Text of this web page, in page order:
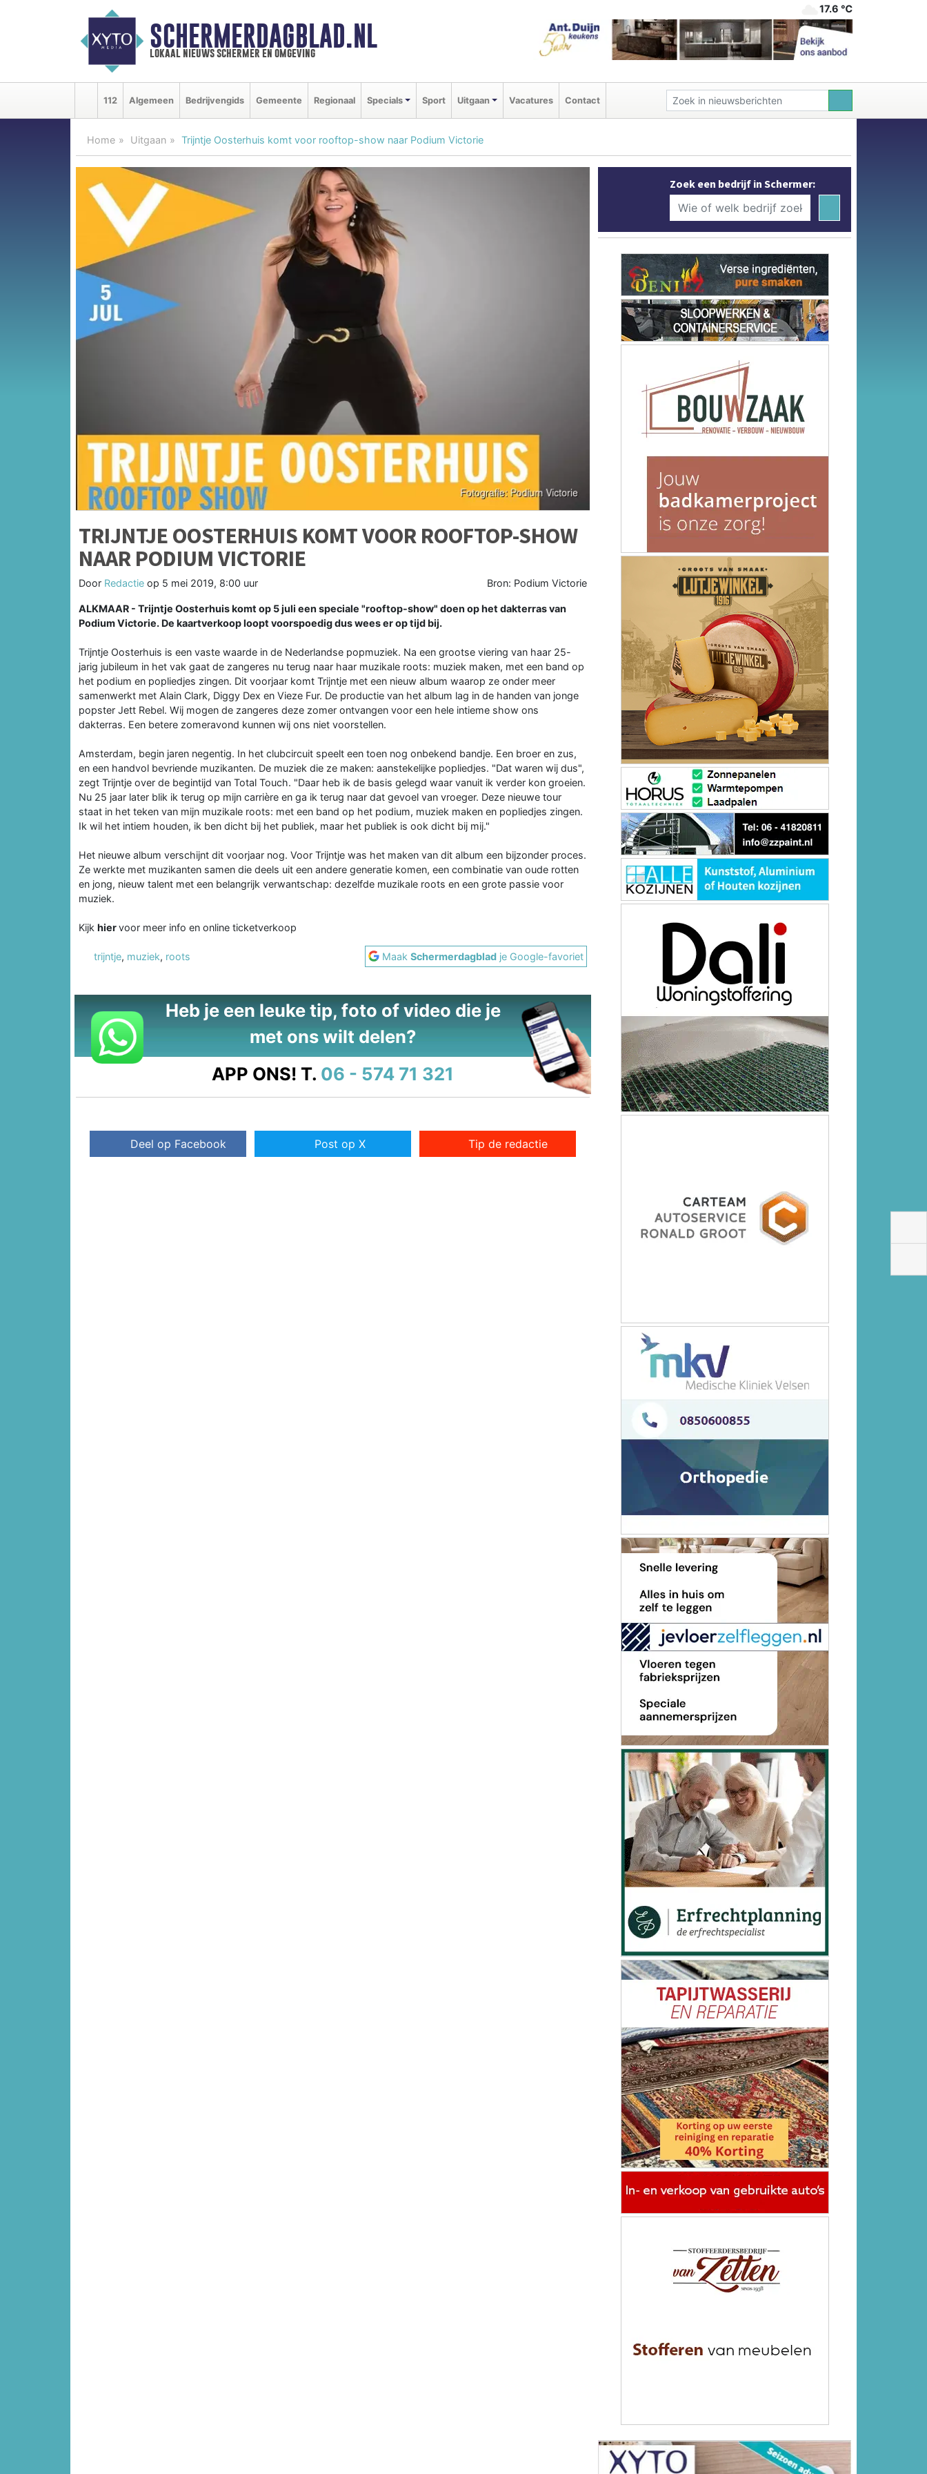
SCHERMERDAGBLAD.NL
lokaal nieuws schermer en omgeving
17.6 ℃
112 Algemeen Bedrijvengids Gemeente Regionaal Specials Sport Uitgaan Vacatures Contact
Home Uitgaan Trijntje Oosterhuis komt voor rooftop-show naar Podium Victorie
TRIJNTJE OOSTERHUIS KOMT VOOR ROOFTOP-SHOW
NAAR PODIUM VICTORIE
Door Redactie op 5 mei 2019, 8:00 uur Bron: Podium Victorie
ALKMAAR - Trijntje Oosterhuis komt op 5 juli een speciale "rooftop-show" doen op het dakterras van
Podium Victorie. De kaartverkoop loopt voorspoedig dus wees er op tijd bij.
Trijntje Oosterhuis is een vaste waarde in de Nederlandse popmuziek. Na een grootse viering van haar 25-
jarig jubileum in het vak gaat de zangeres nu terug naar haar muzikale roots: muziek maken, met een band op
het podium en popliedjes zingen. Dit voorjaar komt Trijntje met een nieuw album waarop ze onder meer
samenwerkt met Alain Clark, Diggy Dex en Vieze Fur. De productie van het album lag in de handen van jonge
popster Jett Rebel. Wij mogen de zangeres deze zomer ontvangen voor een hele intieme show ons
dakterras. Een betere zomeravond kunnen wij ons niet voorstellen.
Amsterdam, begin jaren negentig. In het clubcircuit speelt een toen nog onbekend bandje. Een broer en zus,
en een handvol bevriende muzikanten. De muziek die ze maken: aanstekelijke popliedjes. "Dat waren wij dus",
zegt Trijntje over de begintijd van Total Touch. "Daar heb ik de basis gelegd waar vanuit ik verder kon groeien.
Nu 25 jaar later blik ik terug op mijn carrière en ga ik terug naar dat gevoel van vroeger. Deze nieuwe tour
staat in het teken van mijn muzikale roots: met een band op het podium, muziek maken en popliedjes zingen.
Ik wil het intiem houden, ik ben dicht bij het publiek, maar het publiek is ook dicht bij mij."
Het nieuwe album verschijnt dit voorjaar nog. Voor Trijntje was het maken van dit album een bijzonder proces.
Ze werkte met muzikanten samen die deels uit een andere generatie komen, een combinatie van oude rotten
en jong, nieuw talent met een belangrijk verwantschap: dezelfde muzikale roots en een grote passie voor
muziek.
Kijk hiervoor meer info en online ticketverkoop
trijntje, muziek, roots MaakSchermerdagblad je Google-favoriet
Heb je een leuke tip, foto of video die je
met ons wilt delen?
APP ONS! T. 06 - 574 71 321
Deel op Facebook Post op X Tip de redactie
Zoek een bedrijf in Schermer: